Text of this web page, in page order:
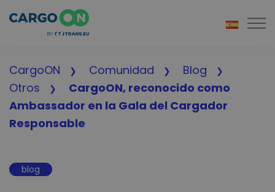
CargoON Comunidad
Blog
Otros
CargoON, reconocido como
Ambassador en la Gala del Cargador
Responsable
blog